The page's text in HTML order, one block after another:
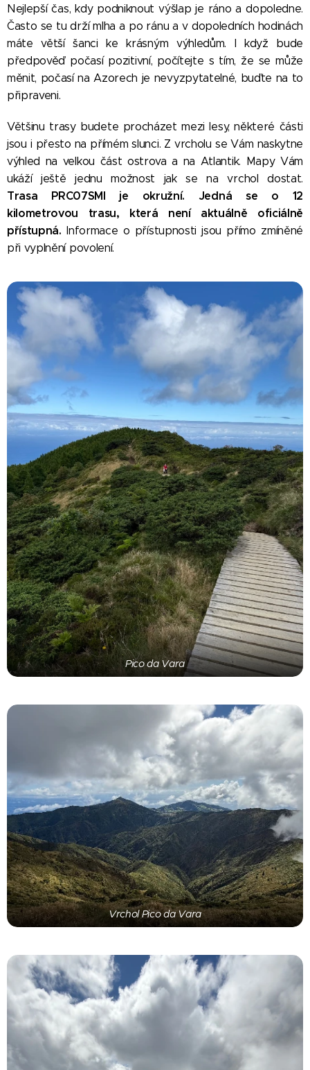
Nejlepší čas, kdy podniknout výšlap je ráno a dopoledne.
Často se tu drží mlha a po ránu a v dopoledních hodinách
máte větší šanci ke krásným výhledům. I když bude
předpověď počasí pozitivní, počítejte s tím, že se může
měnit, počasí na Azorech je nevyzpytatelné, buďte na to
připraveni.
Většinu trasy budete procházet mezi lesy, některé části
jsou i přesto na přímém slunci. Z vrcholu se Vám naskytne
výhled na velkou část ostrova a na Atlantik. Mapy Vám
ukáží ještě jednu možnost jak se na vrchol dostat.
Trasa PRC07SMI je okružní. Jedná se o 12
kilometrovou trasu, která není aktuálně oficiálně
přístupná. Informace o přístupnosti jsou přímo zmíněné
při vyplnění povolení.
Pico da Vara
Vrchol Pico da Vara